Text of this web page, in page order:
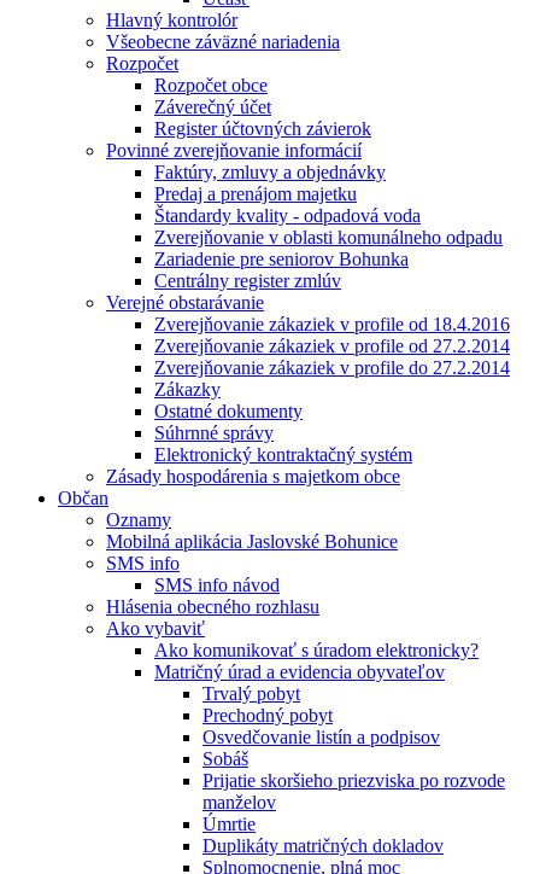
Hlavný kontrolór
Všeobecne záväzné nariadenia
Rozpočet
Rozpočet obce
Záverečný účet
Register účtovných závierok
Povinné zverejňovanie informácií
Faktúry, zmluvy a objednávky
Predaj a prenájom majetku
Štandardy kvality - odpadová voda
Zverejňovanie v oblasti komunálneho odpadu
Zariadenie pre seniorov Bohunka
Centrálny register zmlúv
Verejné obstarávanie
Zverejňovanie zákaziek v profile od 18.4.2016
Zverejňovanie zákaziek v profile od 27.2.2014
Zverejňovanie zákaziek v profile do 27.2.2014
Zákazky
Ostatné dokumenty
Súhrnné správy
Elektronický kontraktačný systém
Zásady hospodárenia s majetkom obce
Občan
Oznamy
Mobilná aplikácia Jaslovské Bohunice
SMS info
SMS info návod
Hlásenia obecného rozhlasu
Ako vybaviť
Ako komunikovať s úradom elektronicky?
Matričný úrad a evidencia obyvateľov
Trvalý pobyt
Prechodný pobyt
Osvedčovanie listín a podpisov
Sobáš
Prijatie skoršieho priezviska po rozvode
manželov
Úmrtie
Duplikáty matričných dokladov
Splnomocnenie, plná moc